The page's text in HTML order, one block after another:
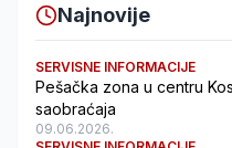
Najnovije
SERVISNE INFORMACIJE
Pešačka zona u centru
saobraćaja
09.06.2026.